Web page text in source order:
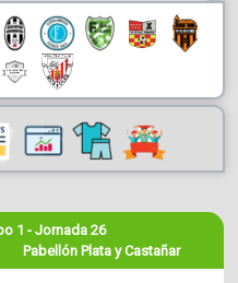
1 - Jornada 26
Pabellón Plata y Castañar